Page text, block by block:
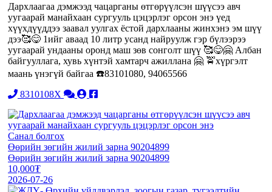
Дархлаагаа дэмжээд чацарганы өтгөрүүлсэн шүүсээ авч
уугаарай манайхаан сургууль цэцэрлэг орсон энэ үед
хүүхдүүддээ заавал уулгах ёстой дархлааны жинхэнэ эм шүү
дээ🥰😋 1ийг аваад 10 литр усанд найруулж гэр бүлээрээ
уугаарай ундааны оронд маш зөв сонголт шүү 🥰😋🤗 Албан
байгууллага, хувь хүнтэй хамтарч ажиллана 🤗 🚖хүргэлт
маань үнэгүй байгаа ☎️83101080, 94065566
8310108X
Санал болгох
Өөрийн зөгийн жилий зарна 90204899
Өөрийн зөгийн жилий зарна 90204899
10,000₮
2026-07-26